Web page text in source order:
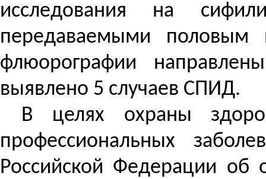
исследования на
передаваемыми половым
флюорографии
выявлено 5 случаев СПИД.
В целях охраны
профессиональных
Российской Федерации об